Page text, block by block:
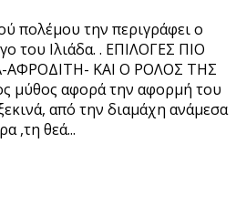
πολέµου την περιγράφει ο
του Ιλιάδα. . ΕΠΙΛΟΓΕΣ ΠΙΟ
ΚΑΙ Ο ΡΟΛΟΣ ΤΗΣ
μύθος αφορά την αφορμή του
από την διαμάχη ανάμεσα
,τη θεά...